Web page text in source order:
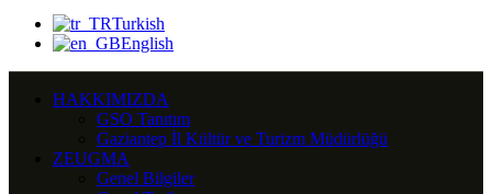
Turkish
English
HAKKIMIZDA
GSO Tanıtım
Gaziantep İl Kültür ve Turizm Müdürlüğü
ZEUGMA
Genel Bilgiler